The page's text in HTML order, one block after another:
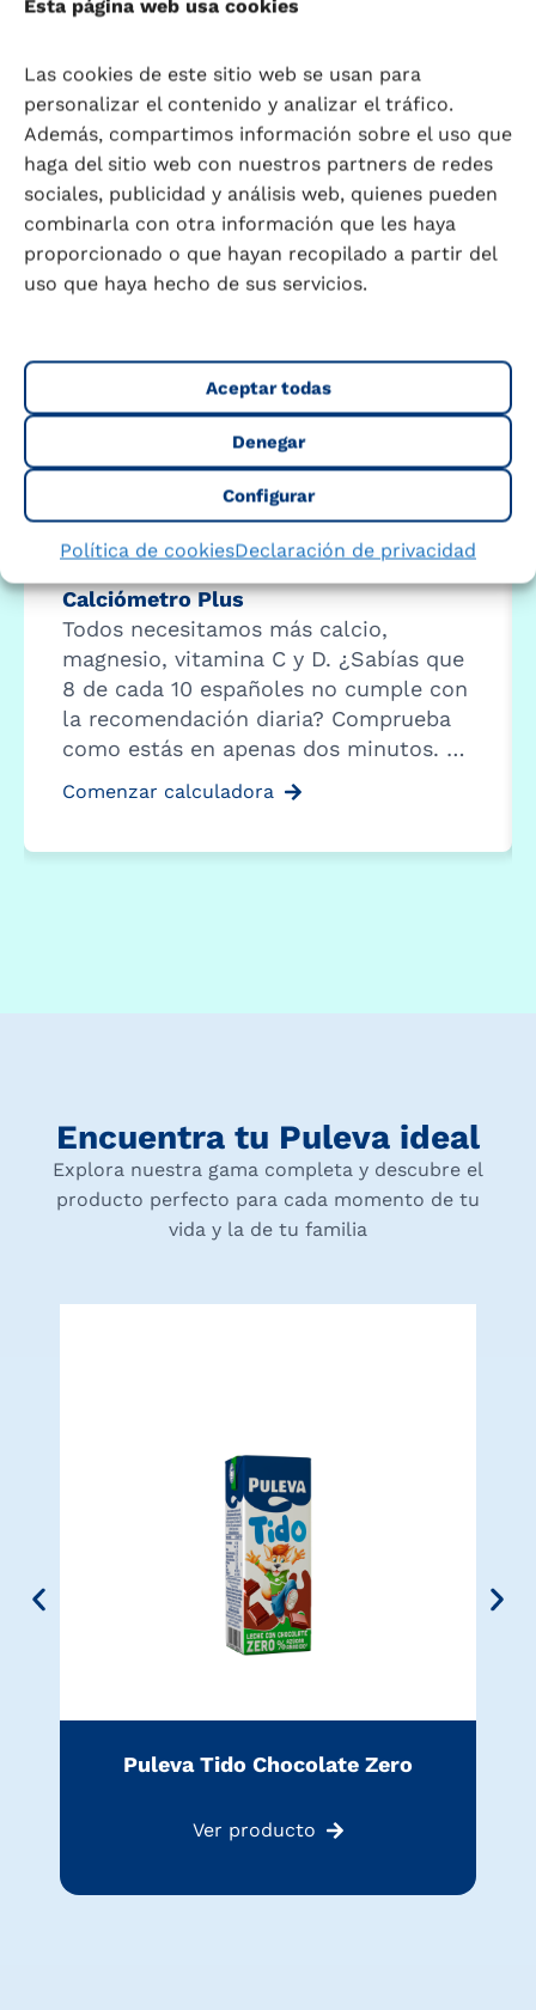
Esta página web usa cookies
Las cookies de este sitio web se usan para
personalizar el contenido y analizar el tráfico.
Además, compartimos información sobre el uso que
haga del sitio web con nuestros partners de redes
sociales, publicidad y análisis web, quienes pueden
combinarla con otra información que les haya
proporcionado o que hayan recopilado a partir del
uso que haya hecho de sus servicios.
Aceptar todas
Denegar
Configurar
Política de cookiesDeclaración de privacidad
cardiovascular, o saber más de tus hábitos
saludables o personalidad, ponemos a tu
disposición estas calculadoras y test que te
ayudaran a conocerte mejor y por ello a cuidarte
mejor.
Calciómetro Plus
Todos necesitamos más calcio,
magnesio, vitamina C y D. ¿Sabías que
8 de cada 10 españoles no cumple con
la recomendación diaria? Comprueba
como estás en apenas dos minutos. …
Comenzar calculadora
Encuentra tu Puleva ideal
Explora nuestra gama completa y descubre el
producto perfecto para cada momento de tu
vida y la de tu familia
Puleva Tido Chocolate Zero
Ver producto